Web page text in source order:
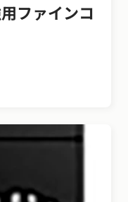
ファインコ